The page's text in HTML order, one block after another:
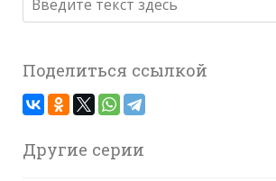
Поделиться ссылкой
Другие серии